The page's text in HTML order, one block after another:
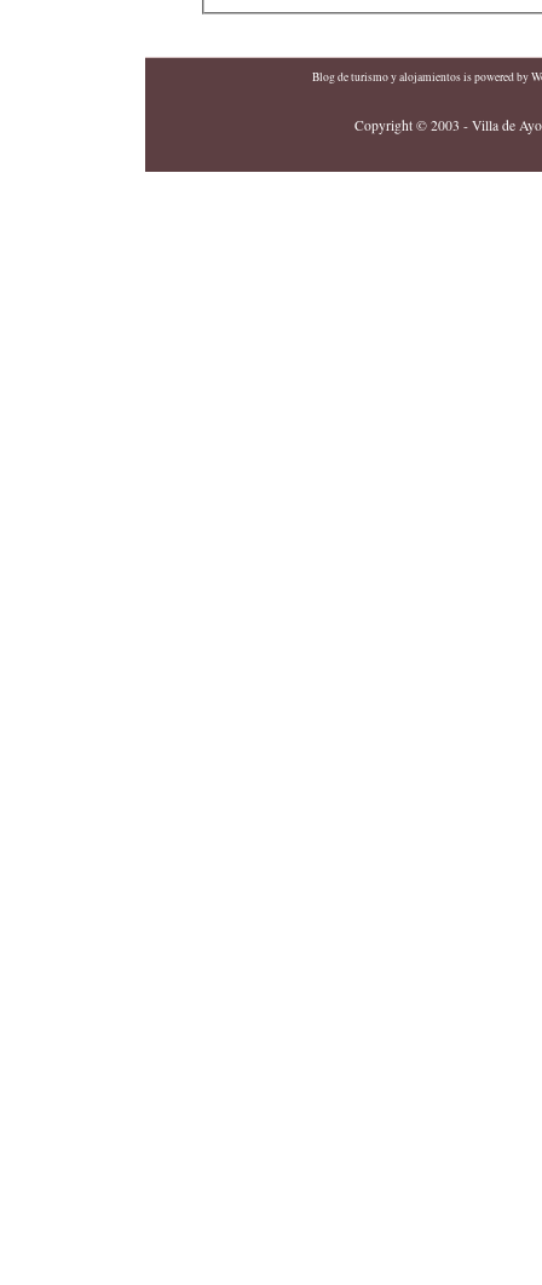
Blog de turismo y alojamientosis powered by
Copyright © 2003 - Villa de